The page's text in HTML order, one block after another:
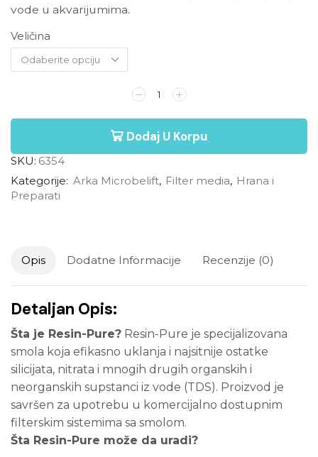
vode u akvarijumima.
Veličina
Dodaj U Korpu
SKU: 6354
Kategorije: Arka Microbelift, Filter media, Hrana i
Preparati
Opis Dodatne Informacije Recenzije (0)
Detaljan Opis:
Šta je Resin-Pure? Resin-Pure je specijalizovana
smola koja efikasno uklanja i najsitnije ostatke
silicijata, nitrata i mnogih drugih organskih i
neorganskih supstanci iz vode (TDS). Proizvod je
savršen za upotrebu u komercijalno dostupnim
filterskim sistemima sa smolom.
Šta Resin-Pure može da uradi?